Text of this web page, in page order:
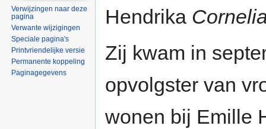
Hendrika
Zij kwam in
opvolgster van
wonen bij Emille
Verwijzingen naar deze
pagina
Verwante wijzigingen
Speciale pagina's
Printvriendelijke versie
Permanente koppeling
Paginagegevens